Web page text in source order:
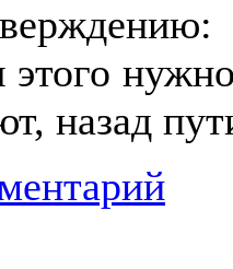
назад